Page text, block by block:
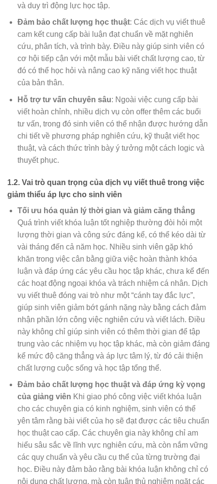
và duy trì động lực học tập.
Đảm bảo chất lượng học thuật: Các dịch vụ viết thuê
cam kết cung cấp bài luận đạt chuẩn về mặt nghiên
cứu, phân tích, và trình bày. Điều này giúp sinh viên có
cơ hội tiếp cận với một mẫu bài viết chất lượng cao, từ
đó có thể học hỏi và nâng cao kỹ năng viết học thuật
của bản thân.
Hỗ trợ tư vấn chuyên sâu: Ngoài việc cung cấp bài
viết hoàn chỉnh, nhiều dịch vụ còn offer thêm các buổi
tư vấn, trong đó sinh viên có thể nhận được hướng dẫn
chi tiết về phương pháp nghiên cứu, kỹ thuật viết học
thuật, và cách thức trình bày ý tưởng một cách logic và
thuyết phục.
1.2. Vai trò quan trọng của dịch vụ viết thuê trong việc
giảm thiểu áp lực cho sinh viên
Tối ưu hóa quản lý thời gian và giảm căng thẳng
Quá trình viết khóa luận tốt nghiệp thường đòi hỏi một
lượng thời gian và công sức đáng kể, có thể kéo dài từ
vài tháng đến cả năm học. Nhiều sinh viên gặp khó
khăn trong việc cân bằng giữa việc hoàn thành khóa
luận và đáp ứng các yêu cầu học tập khác, chưa kể đến
các hoạt động ngoại khóa và trách nhiệm cá nhân. Dịch
vụ viết thuê đóng vai trò như một “cánh tay đắc lực”,
giúp sinh viên giảm bớt gánh nặng này bằng cách đảm
nhận phần lớn công việc nghiên cứu và viết lách. Điều
này không chỉ giúp sinh viên có thêm thời gian để tập
trung vào các nhiệm vụ học tập khác, mà còn giảm đáng
kể mức độ căng thẳng và áp lực tâm lý, từ đó cải thiện
chất lượng cuộc sống và học tập tổng thể.
Đảm bảo chất lượng học thuật và đáp ứng kỳ vọng
của giảng viên Khi giao phó công việc viết khóa luận
cho các chuyên gia có kinh nghiệm, sinh viên có thể
yên tâm rằng bài viết của họ sẽ đạt được các tiêu chuẩn
học thuật cao cấp. Các chuyên gia này không chỉ am
hiểu sâu sắc về lĩnh vực nghiên cứu, mà còn nắm vững
các quy chuẩn và yêu cầu cụ thể của từng trường đại
học. Điều này đảm bảo rằng bài khóa luận không chỉ có
nội dung chất lượng, mà còn tuân thủ nghiêm ngặt các